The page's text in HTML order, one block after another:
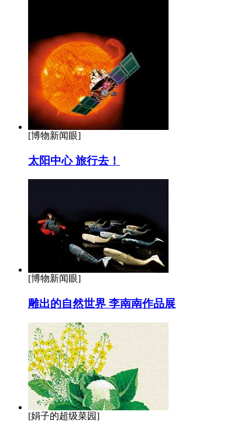
[博物新闻眼]
太阳中心 旅行去！
[博物新闻眼]
雕出的自然世界 李南南作品展
[娟子的超级菜园]